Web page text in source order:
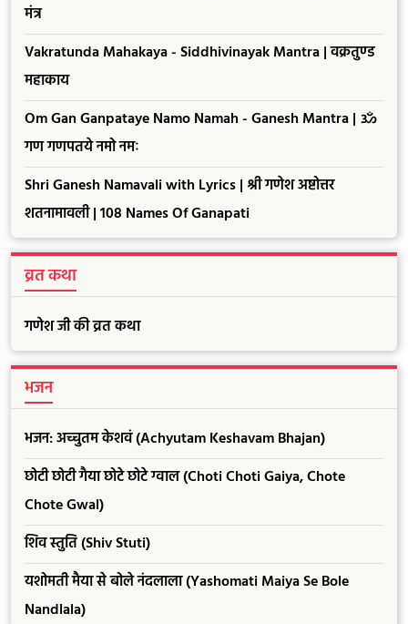
मंत्र
Vakratunda Mahakaya - Siddhivinayak Mantra | वक्रतुण्ड
महाकाय
Om Gan Ganpataye Namo Namah - Ganesh Mantra | ॐ
गण गणपतये नमो नमः
Shri Ganesh Namavali with Lyrics | श्री गणेश अष्टोत्तर
शतनामावली | 108 Names Of Ganapati
व्रत कथा
गणेश जी की व्रत कथा
भजन
भजन: अच्चुतम केशवं (Achyutam Keshavam Bhajan)
छोटी छोटी गैया छोटे छोटे ग्वाल (Choti Choti Gaiya, Chote
Chote Gwal)
शिव स्तुति (Shiv Stuti)
यशोमती मैया से बोले नंदलाला (Yashomati Maiya Se Bole
Nandlala)